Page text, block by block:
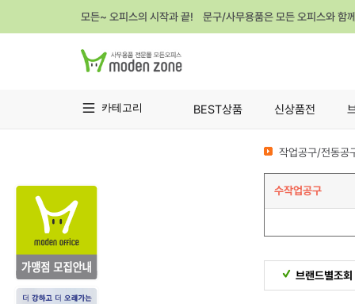
모든~ 오피스의 시작과 끝! 문구/사무용품은 모든 오피스와 함
카테고리 BEST상품 신상품전
작업공구/전동공
수작업공구
브랜드별조회